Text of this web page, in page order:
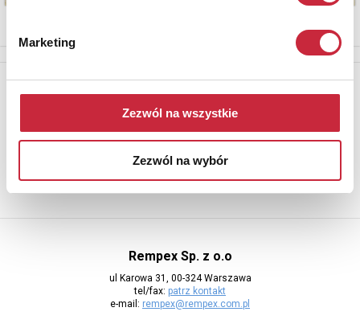
Marketing
Zezwól na wszystkie
Zezwól na wybór
Newsletter
Aby otrzymywać informacje o nowych aukcjach, prosimy podać
Rempex Sp. z o.o
ul Karowa 31, 00-324 Warszawa
tel/fax: patrz kontakt
e-mail: rempex@rempex.com.pl